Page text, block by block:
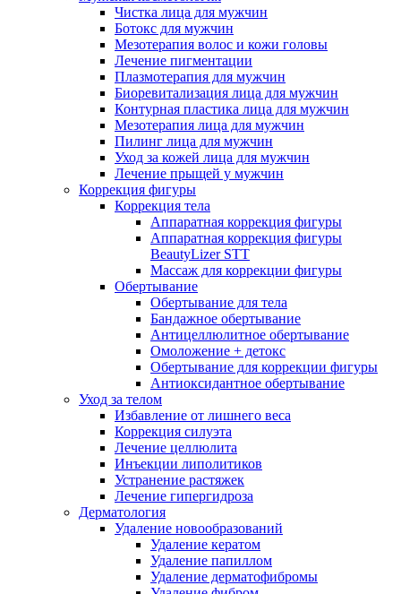
Чистка лица для мужчин
Ботокс для мужчин
Мезотерапия волос и кожи головы
Лечение пигментации
Плазмотерапия для мужчин
Биоревитализация лица для мужчин
Контурная пластика лица для мужчин
Мезотерапия лица для мужчин
Пилинг лица для мужчин
Уход за кожей лица для мужчин
Лечение прыщей у мужчин
Коррекция фигуры
Коррекция тела
Аппаратная коррекция фигуры
Аппаратная коррекция фигуры
BeautyLizer STT
Массаж для коррекции фигуры
Обертывание
Обертывание для тела
Бандажное обертывание
Антицеллюлитное обертывание
Омоложение + детокс
Обертывание для коррекции фигуры
Антиоксидантное обертывание
Уход за телом
Избавление от лишнего веса
Коррекция силуэта
Лечение целлюлита
Инъекции липолитиков
Устранение растяжек
Лечение гипергидроза
Дерматология
Удаление новообразований
Удаление кератом
Удаление папиллом
Удаление дерматофибромы